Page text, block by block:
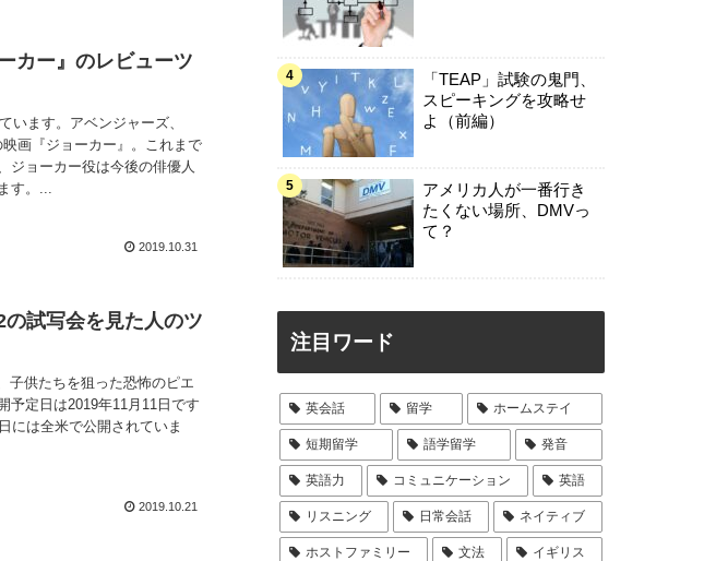
カー』のレビューツ
います。アベンジャーズ、
画『ジョーカー』。これまで
ジョーカー役は今後の俳優人
す。...
2019.10.31
の試写会を見た人のツ
子供たちを狙った恐怖のピエ
予定日は2019年11月11日です
には全米で公開されていま
2019.10.21
「TEAP」試験の鬼門、
スピーキングを攻略せ
よ（前編）
アメリカ人が一番行き
たくない場所、DMVっ
て？
注目ワード
英会話 留学 ホームステイ
短期留学 語学留学 発音
英語力 コミュニケーション 英語
リスニング 日常会話 ネイティブ
ホストファミリー 文法 イギリス